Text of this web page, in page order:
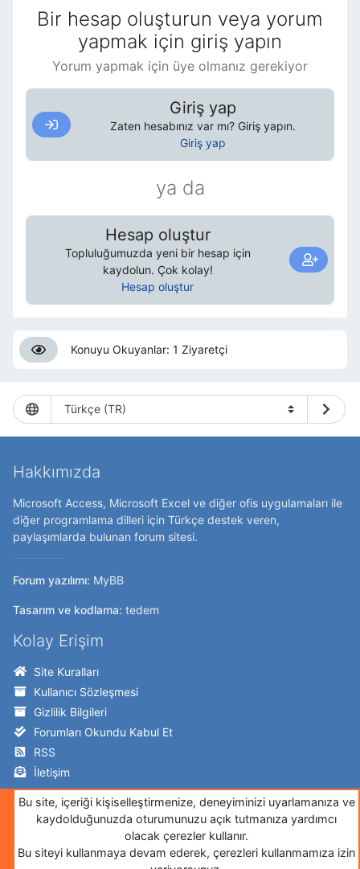
Bir hesap oluşturun veya yorum
yapmak için giriş yapın
Yorum yapmak için üye olmanız gerekiyor
Giriş yap
Zaten hesabınız var mı? Giriş yapın.
Giriş yap
ya da
Hesap oluştur
Topluluğumuzda yeni bir hesap için
kaydolun. Çok kolay!
Hesap oluştur
Konuyu Okuyanlar: 1 Ziyaretçi
Hakkımızda
Microsoft Access, Microsoft Excel ve diğer ofis uygulamaları ile
diğer programlama dilleri için Türkçe destek veren,
paylaşımlarda bulunan forum sitesi.
Forum yazılımı: MyBB
Tasarım ve kodlama: tedem
Kolay Erişim
Site Kuralları
Kullanıcı Sözleşmesi
Gizlilik Bilgileri
Forumları Okundu Kabul Et
RSS
İletişim
Takip Edin!
Facebook
Bu site, içeriği kişiselleştirmenize, deneyiminizi uyarlamanıza ve
kaydolduğunuzda oturumunuzu açık tutmanıza yardımcı
olacak çerezler kullanır.
Bu siteyi kullanmaya devam ederek, çerezleri kullanmamıza izin